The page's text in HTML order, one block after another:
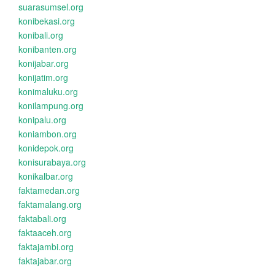
suarasumsel.org
konibekasi.org
konibali.org
konibanten.org
konijabar.org
konijatim.org
konimaluku.org
konilampung.org
konipalu.org
koniambon.org
konidepok.org
konisurabaya.org
konikalbar.org
faktamedan.org
faktamalang.org
faktabali.org
faktaaceh.org
faktajambi.org
faktajabar.org